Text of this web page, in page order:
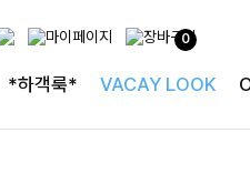
0
*하객룩* VACAY LOOK